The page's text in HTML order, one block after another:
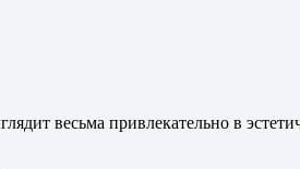
весьма привлекательно в